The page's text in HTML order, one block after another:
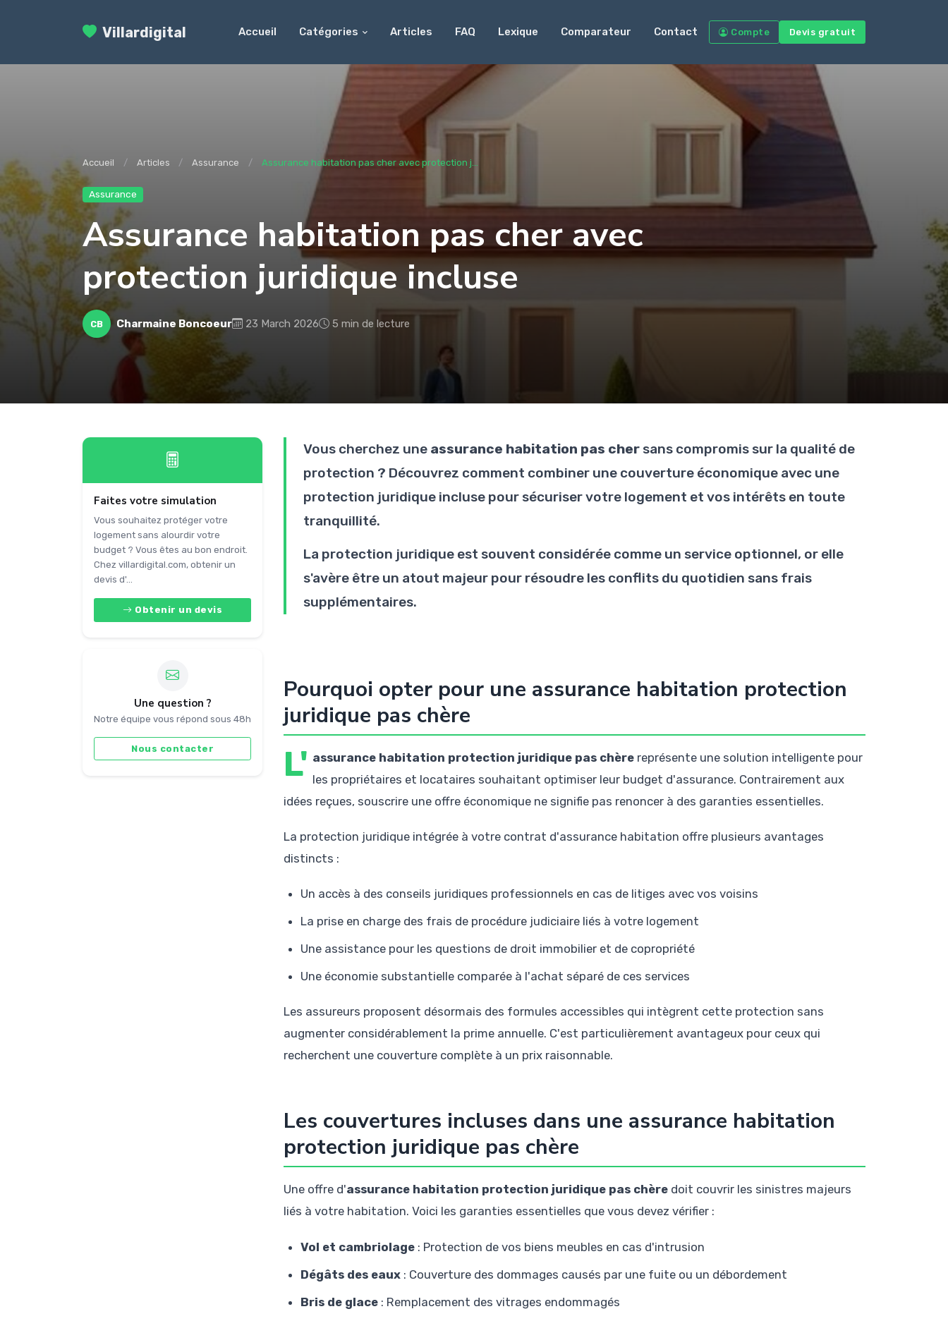
Villardigital Accueil Catégories Articles FAQ Lexique Comparateur Contact Compte Devis gratuit
Accueil Articles Assurance Assurance habitation pas cher avec protection j...
Assurance
Assurance habitation pas cher avec
protection juridique incluse
CB Charmaine Boncoeur 23 March 2026 5 min de lecture
Faites votre simulation
Vous souhaitez protéger votre
logement sans alourdir votre
budget ? Vous êtes au bon endroit.
Chez villardigital.com, obtenir un
devis d'...
Obtenir un devis
Une question ?
Notre équipe vous répond sous 48h
Nous contacter
Vous cherchez une assurance habitation pas cher sans compromis sur la qualité de
protection ? Découvrez comment combiner une couverture économique avec une
protection juridique incluse pour sécuriser votre logement et vos intérêts en toute
tranquillité.
La protection juridique est souvent considérée comme un service optionnel, or elle
s'avère être un atout majeur pour résoudre les conflits du quotidien sans frais
supplémentaires.
Pourquoi opter pour une assurance habitation protection
juridique pas chère
L' assurance habitation protection juridique pas chère représente une solution intelligente pour
les propriétaires et locataires souhaitant optimiser leur budget d'assurance. Contrairement aux
idées reçues, souscrire une offre économique ne signifie pas renoncer à des garanties essentielles.
La protection juridique intégrée à votre contrat d'assurance habitation offre plusieurs avantages
distincts :
Un accès à des conseils juridiques professionnels en cas de litiges avec vos voisins
La prise en charge des frais de procédure judiciaire liés à votre logement
Une assistance pour les questions de droit immobilier et de copropriété
Une économie substantielle comparée à l'achat séparé de ces services
Les assureurs proposent désormais des formules accessibles qui intègrent cette protection sans
augmenter considérablement la prime annuelle. C'est particulièrement avantageux pour ceux qui
recherchent une couverture complète à un prix raisonnable.
Les couvertures incluses dans une assurance habitation
protection juridique pas chère
Une offre d'assurance habitation protection juridique pas chère doit couvrir les sinistres majeurs
liés à votre habitation. Voici les garanties essentielles que vous devez vérifier :
Vol et cambriolage : Protection de vos biens meubles en cas d'intrusion
Dégâts des eaux : Couverture des dommages causés par une fuite ou un débordement
Bris de glace : Remplacement des vitrages endommagés